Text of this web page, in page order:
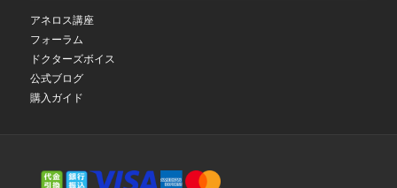
アネロス講座
フォーラム
ドクターズボイス
公式ブログ
購入ガイド